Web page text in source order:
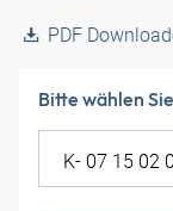
PDF
Bitte wählen